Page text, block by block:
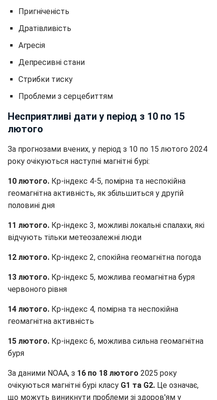
Пригніченість
Дратівливість
Агресія
Депресивні стани
Стрибки тиску
Проблеми з серцебиттям
Несприятливі дати у період з 10 по 15
лютого
За прогнозами вчених, у період з 10 по 15 лютого 2024
року очікуються наступні магнітні бурі:
10 лютого. Кр-індекс 4-5, помірна та неспокійна
геомагнітна активність, як збільшиться у другій
половині дня
11 лютого. Кр-індекс 3, можливі локальні спалахи, які
відчують тільки метеозалежні люди
12 лютого. Кр-індекс 2, спокійна геомагнітна погода
13 лютого. Кр-індекс 5, можлива геомагнітна буря
червоного рівня
14 лютого. Кр-індекс 4, помірна та неспокійна
геомагнітна активність
15 лютого. Кр-індекс 6, можлива сильна геомагнітна
буря
За даними NOAA, з 16 по 18 лютого 2025 року
очікуються магнітні бурі класу G1 та G2. Це означає,
що можуть виникнути проблеми зі здоров'ям у